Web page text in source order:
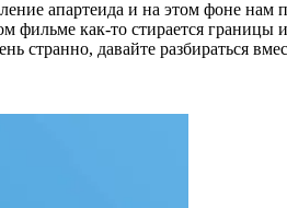
апартеида и на этом фоне
фильме как-то стирается границы
странно, давайте разбираться